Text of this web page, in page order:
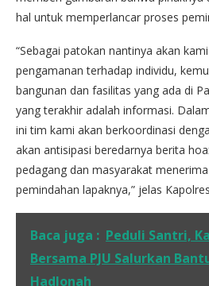
hal untuk memperlancar proses
“Sebagai patokan nantinya akan
pengamanan terhadap individu,
bangunan dan fasilitas yang ada di
yang terakhir adalah informasi.
ini tim kami akan berkoordinasi
akan antisipasi beredarnya berita
pedagang dan masyarakat
pemindahan lapaknya,” jelas
Baca juga : Peduli Santri,
Bersama PJU Salurkan
Hadlonah